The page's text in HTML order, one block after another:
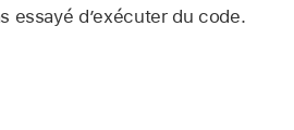
essayé d’exécuter du code.